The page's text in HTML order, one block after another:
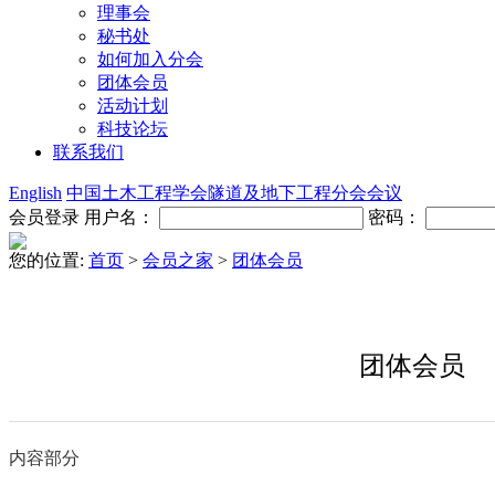
理事会
秘书处
如何加入分会
团体会员
活动计划
科技论坛
联系我们
English 中国土木工程学会隧道及地下工程分会会议
会员登录 用户名： 密码：
您的位置: 首页 > 会员之家 > 团体会员
团体会员
内容部分